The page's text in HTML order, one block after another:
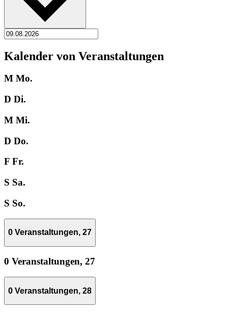
Kalender von Veranstaltungen
M Mo.
D Di.
M Mi.
D Do.
F Fr.
S Sa.
S So.
0 Veranstaltungen, 27
0 Veranstaltungen, 27
0 Veranstaltungen, 28